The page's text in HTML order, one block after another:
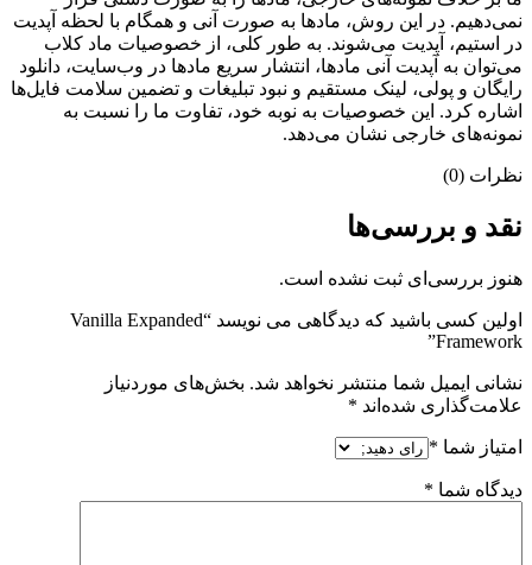
نمی‌دهیم. در این روش، مادها به صورت آنی و همگام با لحظه آپدیت
در استیم، آپدیت می‌شوند. به طور کلی، از خصوصیات ماد کلاب
می‌‌توان به آپدیت آنی مادها، انتشار سریع مادها در وب‌سایت، دانلود
رایگان و پولی، لینک مستقیم و نبود تبلیغات و تضمین سلامت فایل‌ها
اشاره کرد. این خصوصیات به نوبه خود، تفاوت ما را نسبت به
نمونه‌های خارجی نشان می‌دهد.
نظرات (0)
نقد و بررسی‌ها
هنوز بررسی‌ای ثبت نشده است.
اولین کسی باشید که دیدگاهی می نویسد “Vanilla Expanded
Framework”
نشانی ایمیل شما منتشر نخواهد شد. بخش‌های موردنیاز
علامت‌گذاری شده‌اند *
امتیاز شما *
دیدگاه شما *